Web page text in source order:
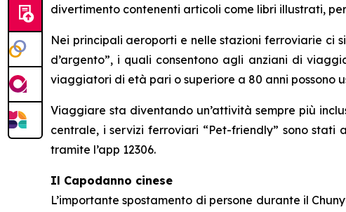
divertimento contenenti articoli come libri illustrati,
Nei principali aeroporti e nelle stazioni ferroviarie ci
d’argento”, i quali consentono agli anziani di
viaggiatori di età pari o superiore a 80 anni possono
Viaggiare sta diventando un’attività sempre più
centrale, i servizi ferroviari “Pet-friendly” sono
tramite l’app 12306.
Il Capodanno cinese
L’importante spostamento di persone durante il